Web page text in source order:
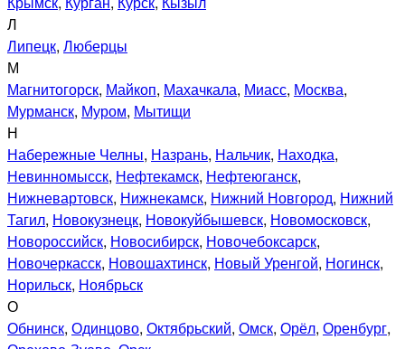
Л
Липецк, Люберцы
М
Магнитогорск, Майкоп, Махачкала, Миасс, Москва,
Мурманск, Муром, Мытищи
Н
Набережные Челны, Назрань, Нальчик, Находка,
Невинномысск, Нефтекамск, Нефтеюганск,
Нижневартовск, Нижнекамск, Нижний Новгород, Нижний
Тагил, Новокузнецк, Новокуйбышевск, Новомосковск,
Новороссийск, Новосибирск, Новочебоксарск,
Новочеркасск, Новошахтинск, Новый Уренгой, Ногинск,
Норильск, Ноябрьск
О
Обнинск, Одинцово, Октябрьский, Омск, Орёл, Оренбург,